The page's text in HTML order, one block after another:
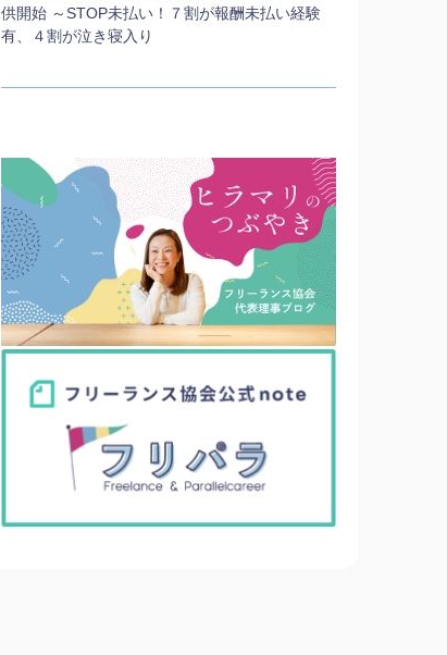
供開始 ～STOP未払い！７割が報酬未払い経験
有、４割が泣き寝入り